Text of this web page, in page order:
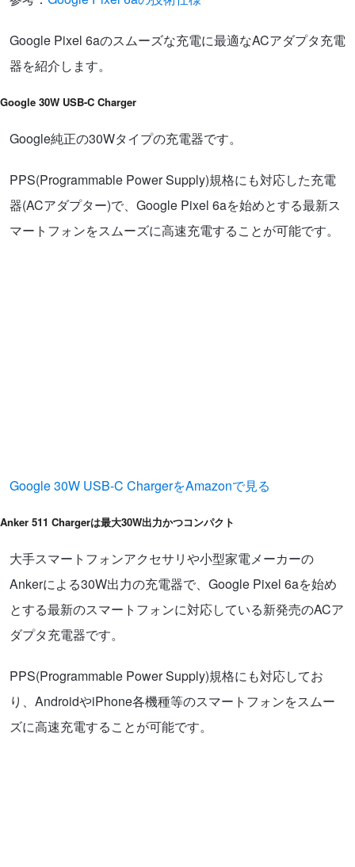
Google Pixel 6aのスムーズな充電に最適なACアダプタ充電
器を紹介します。
Google 30W USB-C Charger
Google純正の30Wタイプの充電器です。
PPS(Programmable Power Supply)規格にも対応した充電
器(ACアダプター)で、Google Pixel 6aを始めとする最新ス
マートフォンをスムーズに高速充電することが可能です。
Google 30W USB-C ChargerをAmazonで見る
Anker 511 Chargerは最大30W出力かつコンパクト
大手スマートフォンアクセサリや小型家電メーカーの
Ankerによる30W出力の充電器で、Google Pixel 6aを始め
とする最新のスマートフォンに対応している新発売のACア
ダプタ充電器です。
PPS(Programmable Power Supply)規格にも対応してお
り、AndroidやiPhone各機種等のスマートフォンをスムー
ズに高速充電することが可能です。